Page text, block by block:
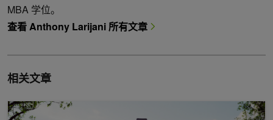
MBA 学位。
查看 Anthony Larijani 所有文章
相关文章
使用 NVIDIA OptiX 工具包调试光线追踪应用